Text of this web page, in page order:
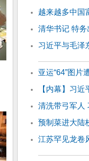
越来越多中国
清华书记 特
习近平与毛泽
亚运“64”图片
【内幕】习
清洗带弓军人
预制菜进大陆
江苏罕见龙卷